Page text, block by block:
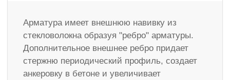
Арматура имеет внешнюю навивку из
стекловолокна образуя "ребро" арматуры.
Дополнительное внешнее ребро придает
стержню периодический профиль, создает
анкеровку в бетоне и увеличивает